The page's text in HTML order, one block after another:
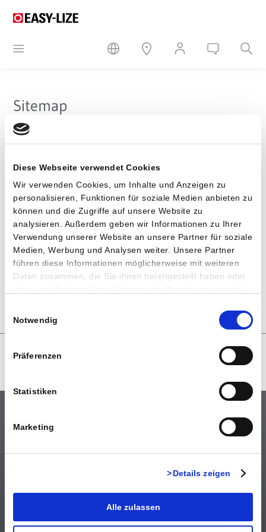
Diese Webseite verwendet Cookies
Wir verwenden Cookies, um Inhalte und Anzeigen zu
personalisieren, Funktionen für soziale Medien anbieten zu
können und die Zugriffe auf unsere Website zu
analysieren. Außerdem geben wir Informationen zu Ihrer
Verwendung unserer Website an unsere Partner für soziale
Medien, Werbung und Analysen weiter. Unsere Partner
führen diese Informationen möglicherweise mit weiteren
Daten zusammen, die Sie ihnen bereitgestellt haben oder
Notwendig
Präferenzen
Statistiken
Marketing
Details zeigen
Alle zulassen
Sitemap
Página de inicio
Licencia de Envases
Protección del Medio Ambiente
Más información
FAQ licencia de envases
Glossario
Ley de envases (VerpackG)
Contacto
Aviso legal
EASY-LIZE//